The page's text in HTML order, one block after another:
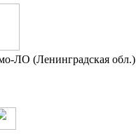
ЛО (Ленинградская обл.)